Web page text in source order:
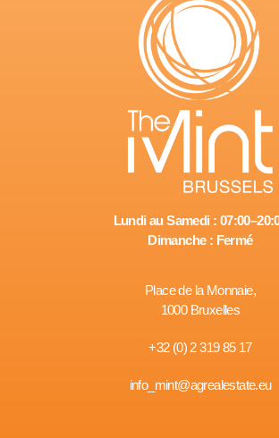
Lundi au Samedi :
Dimanche : Fermé
Place de la Monnaie,
1000 Bruxelles
+32 (0) 2 319 85 17
info_mint@agrealestate.eu